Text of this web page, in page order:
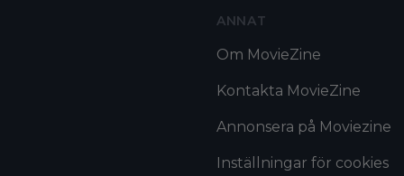
ANNAT
Om MovieZine
Kontakta MovieZine
Annonsera på Moviezine
Inställningar för cookies